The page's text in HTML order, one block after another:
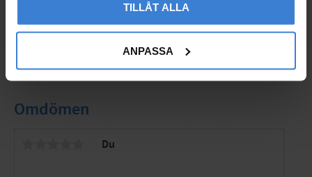
TILLÅT ALLA
ANPASSA
Omdömen
Du
EL0017255
80
Lägg till i favoriter